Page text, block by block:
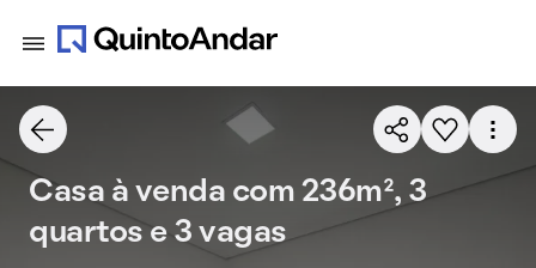
Casa à venda com 236m², 3
quartos e 3 vagas